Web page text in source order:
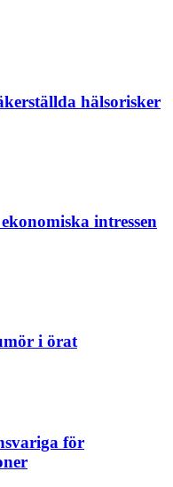
hälsorisker
intressen
i örat
för